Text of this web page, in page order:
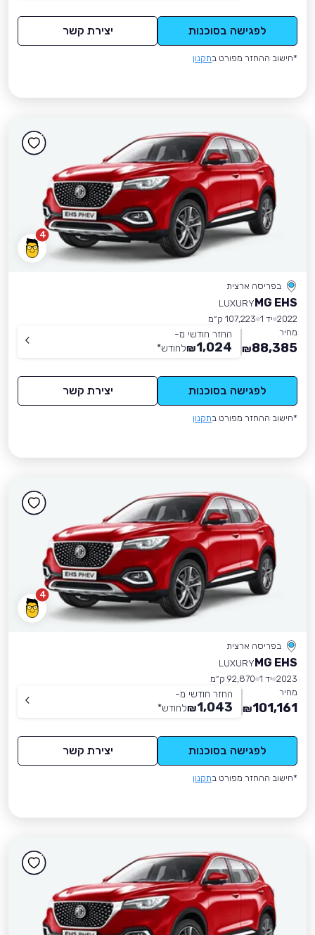
לפגישה בסוכנות יצירת קשר
*חישוב ההחזר מפורט בתקנון
4
בפריסה ארצית
MG EHS
LUXURY
2022 יד 1
107,223 ק״מ
מחיר
88,385
₪
החזר חודשי מ-
1,024
₪לחודש*
לפגישה בסוכנות יצירת קשר
*חישוב ההחזר מפורט בתקנון
4
בפריסה ארצית
MG EHS
LUXURY
2023 יד 1
92,870 ק״מ
מחיר
101,161
₪
החזר חודשי מ-
1,043
₪לחודש*
לפגישה בסוכנות יצירת קשר
*חישוב ההחזר מפורט בתקנון